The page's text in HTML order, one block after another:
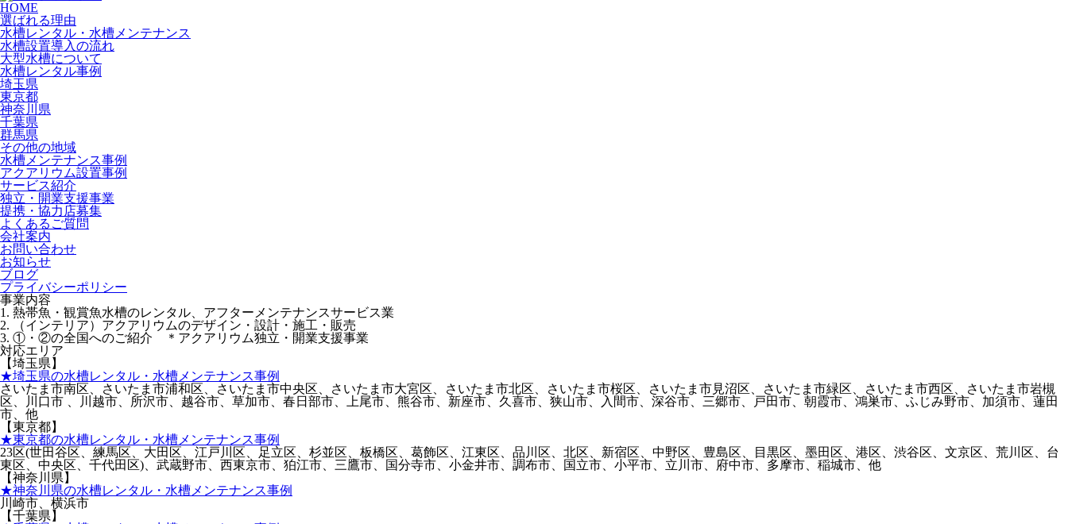
HOME
選ばれる理由
水槽レンタル・水槽メンテナンス
水槽設置導入の流れ
大型水槽について
水槽レンタル事例
埼玉県
東京都
神奈川県
千葉県
群馬県
その他の地域
水槽メンテナンス事例
アクアリウム設置事例
サービス紹介
独立・開業支援事業
提携・協力店募集
よくあるご質問
会社案内
お問い合わせ
お知らせ
ブログ
プライバシーポリシー
事業内容
1. 熱帯魚・観賞魚水槽のレンタル、アフターメンテナンスサービス業
2. （インテリア）アクアリウムのデザイン・設計・施工・販売
3. ①・②の全国へのご紹介 ＊アクアリウム独立・開業支援事業
対応エリア
【埼玉県】
★埼玉県の水槽レンタル・水槽メンテナンス事例
さいたま市南区、さいたま市浦和区、さいたま市中央区、さいたま市大宮区、さいたま市北区、さいたま市桜区、さいたま市見沼区、さいたま市緑区、さいたま市西区、さいたま市岩槻
区、川口市 、川越市、所沢市、越谷市、草加市、春日部市、上尾市、熊谷市、新座市、久喜市、狭山市、入間市、深谷市、三郷市、戸田市、朝霞市、鴻巣市、ふじみ野市、加須市、蓮田
市、他
【東京都】
★東京都の水槽レンタル・水槽メンテナンス事例
23区(世田谷区、練馬区、大田区、江戸川区、足立区、杉並区、板橋区、葛飾区、江東区、品川区、北区、新宿区、中野区、豊島区、目黒区、墨田区、港区、渋谷区、文京区、荒川区、台
東区、中央区、千代田区)、武蔵野市、西東京市、狛江市、三鷹市、国分寺市、小金井市、調布市、国立市、小平市、立川市、府中市、多摩市、稲城市、他
【神奈川県】
★神奈川県の水槽レンタル・水槽メンテナンス事例
川崎市、横浜市
【千葉県】